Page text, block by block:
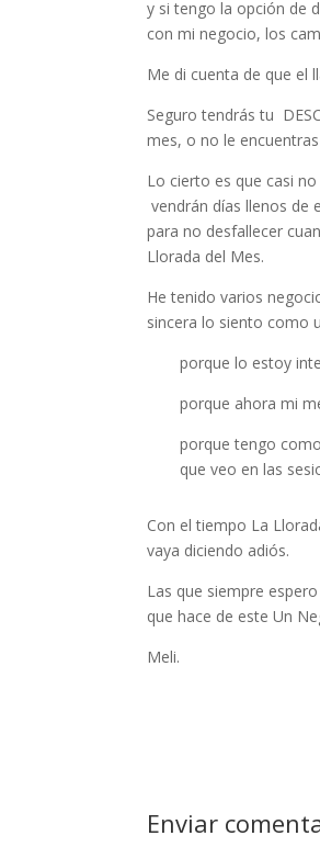
y si tengo la opción de
con mi negocio, los
Me di cuenta de que el
Seguro tendrás tu
mes, o no le
Lo cierto es que casi
vendrán días llenos de
para no desfallecer
Llorada del Mes.
He tenido varios
sincera lo siento como
porque lo estoy
porque ahora mi
porque tengo
que veo en las
Con el tiempo La
vaya diciendo adiós.
Las que siempre
que hace de este Un
Meli.
Enviar